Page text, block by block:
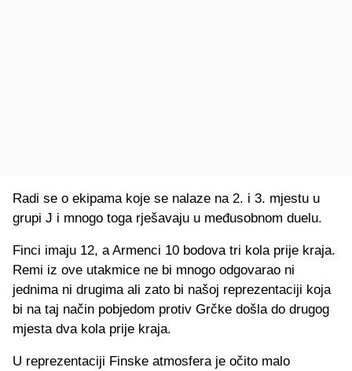
Radi se o ekipama koje se nalaze na 2. i 3. mjestu u
grupi J i mnogo toga rješavaju u međusobnom duelu.
Finci imaju 12, a Armenci 10 bodova tri kola prije kraja.
Remi iz ove utakmice ne bi mnogo odgovarao ni
jednima ni drugima ali zato bi našoj reprezentaciji koja
bi na taj način pobjedom protiv Grčke došla do drugog
mjesta dva kola prije kraja.
U reprezentaciji Finske atmosfera je očito malo